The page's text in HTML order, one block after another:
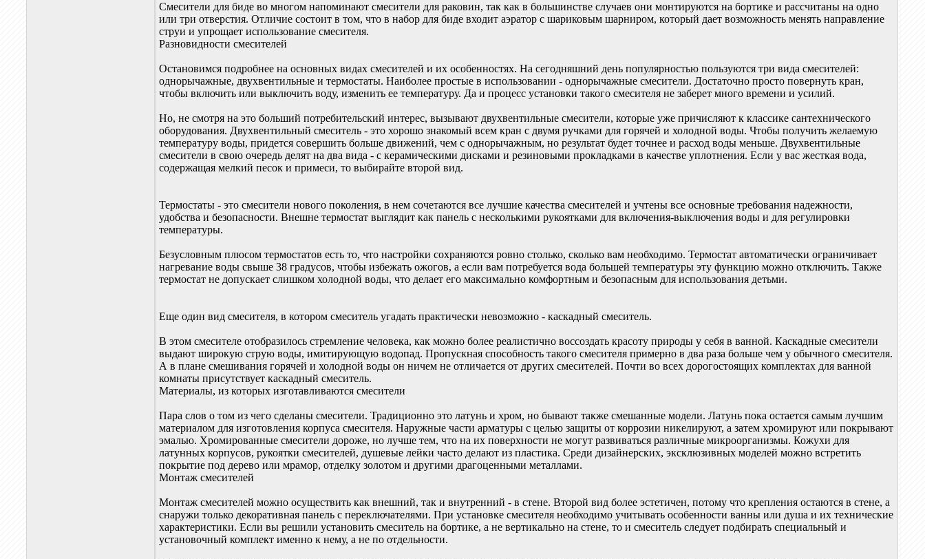
Смесители для биде во многом напоминают смесители для раковин, так как в большинстве случаев они монтируются на бортике и рассчитаны на одно
или три отверстия. Отличие состоит в том, что в набор для биде входит аэратор с шариковым шарниром, который дает возможность менять направление
струи и упрощает использование смесителя.
Разновидности смесителей
Остановимся подробнее на основных видах смесителей и их особенностях. На сегодняшний день популярностью пользуются три вида смесителей:
однорычажные, двухвентильные и термостаты. Наиболее простые в использовании - однорычажные смесители. Достаточно просто повернуть кран,
чтобы включить или выключить воду, изменить ее температуру. Да и процесс установки такого смесителя не заберет много времени и усилий.
Но, не смотря на это больший потребительский интерес, вызывают двухвентильные смесители, которые уже причисляют к классике сантехнического
оборудования. Двухвентильный смеситель - это хорошо знакомый всем кран с двумя ручками для горячей и холодной воды. Чтобы получить желаемую
температуру воды, придется совершить больше движений, чем с однорычажным, но результат будет точнее и расход воды меньше. Двухвентильные
смесители в свою очередь делят на два вида - с керамическими дисками и резиновыми прокладками в качестве уплотнения. Если у вас жесткая вода,
содержащая мелкий песок и примеси, то выбирайте второй вид.
Термостаты - это смесители нового поколения, в нем сочетаются все лучшие качества смесителей и учтены все основные требования надежности,
удобства и безопасности. Внешне термостат выглядит как панель с несколькими рукоятками для включения-выключения воды и для регулировки
температуры.
Безусловным плюсом термостатов есть то, что настройки сохраняются ровно столько, сколько вам необходимо. Термостат автоматически ограничивает
нагревание воды свыше 38 градусов, чтобы избежать ожогов, а если вам потребуется вода большей температуры эту функцию можно отключить. Также
термостат не допускает слишком холодной воды, что делает его максимально комфортным и безопасным для использования детьми.
Еще один вид смесителя, в котором смеситель угадать практически невозможно - каскадный смеситель.
В этом смесителе отобразилось стремление человека, как можно более реалистично воссоздать красоту природы у себя в ванной. Каскадные смесители
выдают широкую струю воды, имитирующую водопад. Пропускная способность такого смесителя примерно в два раза больше чем у обычного смесителя.
А в плане смешивания горячей и холодной воды он ничем не отличается от других смесителей. Почти во всех дорогостоящих комплектах для ванной
комнаты присутствует каскадный смеситель.
Материалы, из которых изготавливаются смесители
Пара слов о том из чего сделаны смесители. Традиционно это латунь и хром, но бывают также смешанные модели. Латунь пока остается самым лучшим
материалом для изготовления корпуса смесителя. Наружные части арматуры с целью защиты от коррозии никелируют, а затем хромируют или покрывают
эмалью. Хромированные смесители дороже, но лучше тем, что на их поверхности не могут развиваться различные микроорганизмы. Кожухи для
латунных корпусов, рукоятки смесителей, душевые лейки часто делают из пластика. Среди дизайнерских, эксклюзивных моделей можно встретить
покрытие под дерево или мрамор, отделку золотом и другими драгоценными металлами.
Монтаж смесителей
Монтаж смесителей можно осуществить как внешний, так и внутренний - в стене. Второй вид более эстетичен, потому что крепления остаются в стене, а
снаружи только декоративная панель с переключателями. При установке смесителя необходимо учитывать особенности ванны или душа и их технические
характеристики. Если вы решили установить смеситель на бортике, а не вертикально на стене, то и смеситель следует подбирать специальный и
установочный комплект именно к нему, а не по отдельности.